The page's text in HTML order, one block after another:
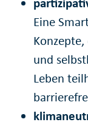
Eine
und
Leben